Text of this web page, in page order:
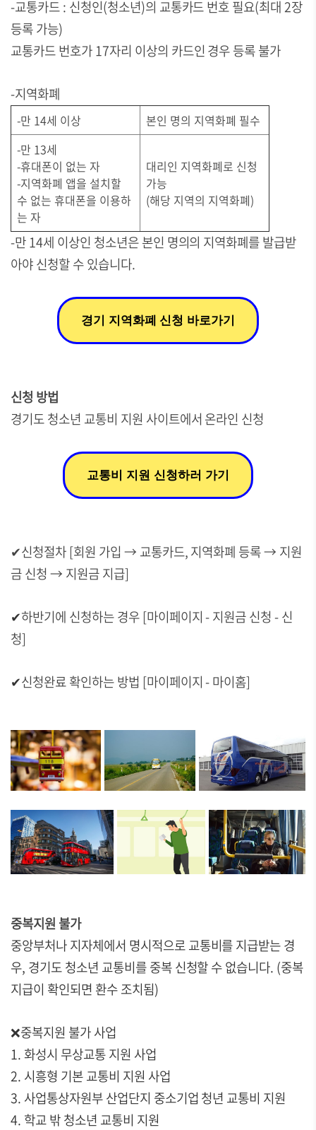
-교통카드 : 신청인(청소년)의 교통카드 번호 필요(최대 2장
등록 가능)
교통카드 번호가 17자리 이상의 카드인 경우 등록 불가
-지역화폐
-만 14세 이상
본인 명의 지역화폐 필수
-만 13세
-휴대폰이 없는 자
-지역화폐 앱을 설치할
수 없는 휴대폰을 이용하
는 자
대리인 지역화폐로 신청
가능
(해당 지역의 지역화폐)
-만 14세 이상인 청소년은 본인 명의의 지역화폐를 발급받
아야 신청할 수 있습니다.
경기 지역화폐 신청 바로가기
신청 방법
경기도 청소년 교통비 지원 사이트에서 온라인 신청
교통비 지원 신청하러 가기
✔신청절차 [회원 가입 → 교통카드, 지역화폐 등록 → 지원
금 신청 → 지원금 지급]
✔하반기에 신청하는 경우 [마이페이지 - 지원금 신청 - 신
청]
✔신청완료 확인하는 방법 [마이페이지 - 마이홈]
중복지원 불가
중앙부처나 지자체에서 명시적으로 교통비를 지급받는 경
우, 경기도 청소년 교통비를 중복 신청할 수 없습니다. (중복
지급이 확인되면 환수 조치됨)
❌중복지원 불가 사업
1. 화성시 무상교통 지원 사업
2. 시흥형 기본 교통비 지원 사업
3. 사업통상자원부 산업단지 중소기업 청년 교통비 지원
4. 학교 밖 청소년 교통비 지원